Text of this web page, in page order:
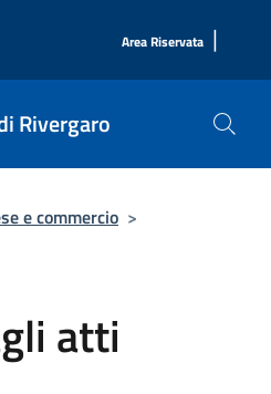
Area Riservata |
Rivergaro
e commercio >
atti